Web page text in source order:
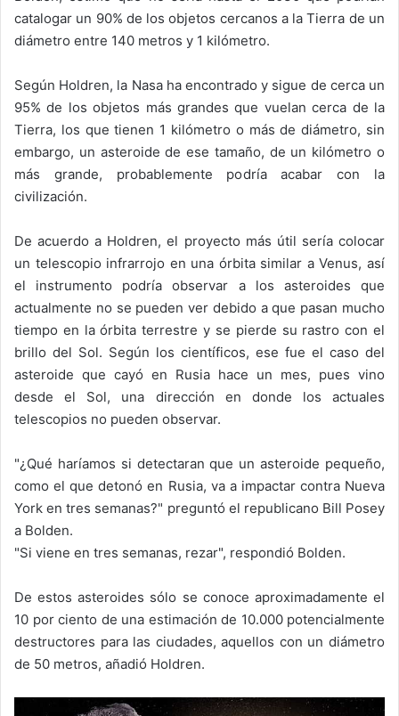
catalogar un 90% de los objetos cercanos a la Tierra de un
diámetro entre 140 metros y 1 kilómetro.
Según Holdren, la Nasa ha encontrado y sigue de cerca un
95% de los objetos más grandes que vuelan cerca de la
Tierra, los que tienen 1 kilómetro o más de diámetro, sin
embargo, un asteroide de ese tamaño, de un kilómetro o
más grande, probablemente podría acabar con la
civilización.
De acuerdo a Holdren, el proyecto más útil sería colocar
un telescopio infrarrojo en una órbita similar a Venus, así
el instrumento podría observar a los asteroides que
actualmente no se pueden ver debido a que pasan mucho
tiempo en la órbita terrestre y se pierde su rastro con el
brillo del Sol. Según los científicos, ese fue el caso del
asteroide que cayó en Rusia hace un mes, pues vino
desde el Sol, una dirección en donde los actuales
telescopios no pueden observar.
"¿Qué haríamos si detectaran que un asteroide pequeño,
como el que detonó en Rusia, va a impactar contra Nueva
York en tres semanas?" preguntó el republicano Bill Posey
a Bolden.
"Si viene en tres semanas, rezar", respondió Bolden.
De estos asteroides sólo se conoce aproximadamente el
10 por ciento de una estimación de 10.000 potencialmente
destructores para las ciudades, aquellos con un diámetro
de 50 metros, añadió Holdren.